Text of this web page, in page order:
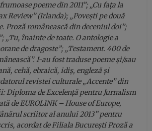
poeme din 2011”; „Cu fața la
Review” (Irlanda); „Povești pe două
Proză românească din deceniul doi”;
„Tu, înainte de toate. O antologie a
de dragoste”; „Testament. 400 de
I-au fost traduse poeme și/sau
cehă, ebraică, idiș, engleză și
revistei culturale „Accente” din
Diploma de Excelență pentru Jurnalism
de EUROLINK – House of Europe,
scriitor al anului 2013” pentru
acordat de Filiala București Proză a